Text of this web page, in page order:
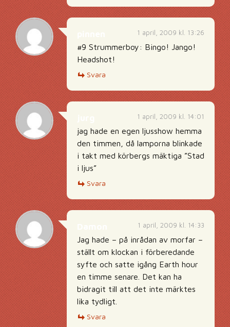
1 april, 2009 kl. 13:26
#9 Strummerboy: Bingo! Jango!
Headshot!
Svara
1 april, 2009 kl. 14:01
jag hade en egen ljusshow hemma
den timmen, då lamporna blinkade
i takt med körbergs mäktiga ”Stad
i ljus”
Svara
1 april, 2009 kl. 14:33
Jag hade – på inrådan av morfar –
ställt om klockan i förberedande
syfte och satte igång Earth hour
en timme senare. Det kan ha
bidragit till att det inte märktes
lika tydligt.
Svara